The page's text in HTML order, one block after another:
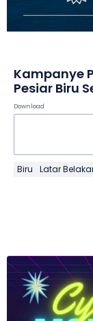
Kampanye
Pesiar Biru
Download
Biru Latar